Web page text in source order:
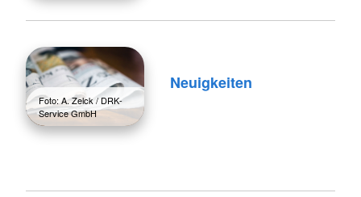
Foto: A. Zelck / DRK-
Service GmbH
Neuigkeiten